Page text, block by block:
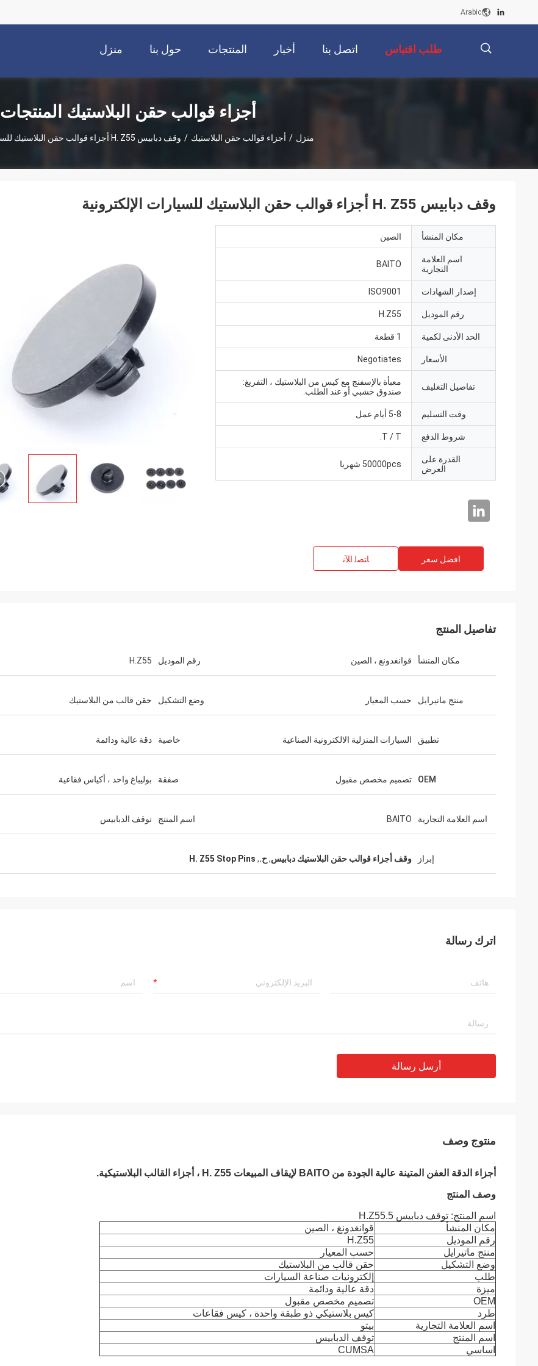
Arabic
منزل حول بنا المنتجات أخبار اتصل بنا طلب اقتباس
أجزاء قوالب حقن البلاستيك المنتجات
منزل / أجزاء قوالب حقن البلاستيك / وقف دبابيس H. Z55 أجزاء قوالب حقن البلاستيك للسيارات الإلكترونية
وقف دبابيس H. Z55 أجزاء قوالب حقن البلاستيك للسيارات الإلكترونية
مكان المنشأ الصين
اسم العلامة
التجارية
BAITO
إصدار الشهادات ISO9001
رقم الموديل H.Z55
الحد الأدنى لكمية 1 قطعة
الأسعار Negotiates
تفاصيل التغليف
معبأة بالإسفنج مع كيس من البلاستيك ، التفريغ:
صندوق خشبي أو عند الطلب.
وقت التسليم 5-8 أيام عمل
شروط الدفع T / T.
القدرة على
العرض
50000pcs شهريا
افضل سعر ﺎﺘﺼﻟ ﺍﻶﻧ
تفاصيل المنتج
مكان المنشأ قوانغدونغ ، الصين رقم الموديل H.Z55
منتج ماتيرايل حسب المعيار وضع التشكيل حقن قالب من البلاستيك
تطبيق السيارات المنزلية الالكترونية الصناعية خاصية دقة عالية ودائمة
OEM تصميم مخصص مقبول صفقة بوليباغ واحد ، أكياس فقاعية
اسم العلامة التجارية BAITO اسم المنتج توقف الدبابيس
إبراز وقف أجزاء قوالب حقن البلاستيك دبابيس,ح.,
H. Z55 Stop Pins
اترك رسالة
أرسل رسالة
منتوج وصف
أجزاء الدقة العفن المتينة عالية الجودة من BAITO لإيقاف المبيعات H. Z55 ، أجزاء القالب البلاستيكية.
وصف المنتج
اسم المنتج: توقف دبابيس H.Z55.5
مكان المنشأ
قوانغدونغ ، الصين
رقم الموديل
H.Z55
منتج ماتيرايل
حسب المعيار
وضع التشكيل
حقن قالب من البلاستيك
طلب
إلكترونيات صناعة السيارات
ميزة
دقة عالية ودائمة
OEM
تصميم مخصص مقبول
طرد
كيس بلاستيكي ذو طبقة واحدة ، كيس فقاعات
اسم العلامة التجارية
بيتو
اسم المنتج
توقف الدبابيس
اساسي
CUMSA